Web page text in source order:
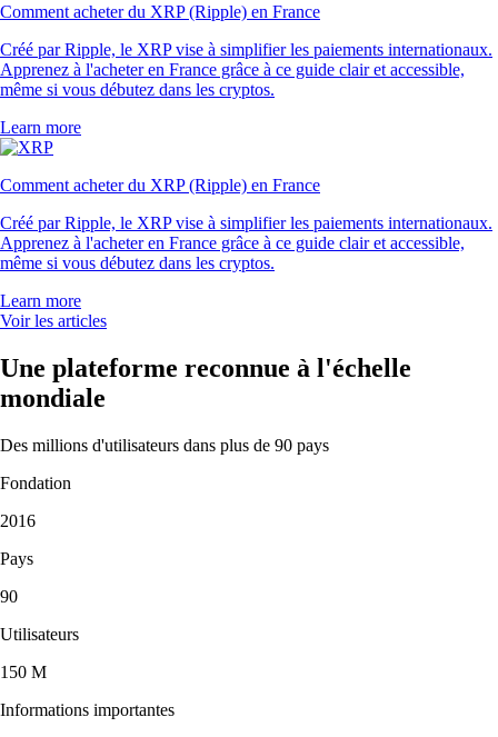
Comment acheter du XRP (Ripple) en France
Créé par Ripple, le XRP vise à simplifier les paiements internationaux.
Apprenez à l'acheter en France grâce à ce guide clair et accessible,
même si vous débutez dans les cryptos.
Learn more
Comment acheter du XRP (Ripple) en France
Créé par Ripple, le XRP vise à simplifier les paiements internationaux.
Apprenez à l'acheter en France grâce à ce guide clair et accessible,
même si vous débutez dans les cryptos.
Learn more
Voir les articles
Une plateforme reconnue à l'échelle
mondiale
Des millions d'utilisateurs dans plus de 90 pays
Fondation
2016
Pays
90
Utilisateurs
150 M
Informations importantes